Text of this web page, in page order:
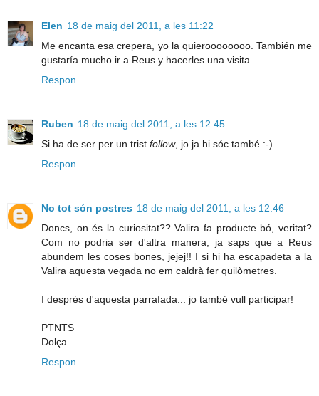
Elen 18 de maig del 2011, a les 11:22
Me encanta esa crepera, yo la quieroooooooo. También me
gustaría mucho ir a Reus y hacerles una visita.
Respon
Ruben 18 de maig del 2011, a les 12:45
Si ha de ser per un trist follow, jo ja hi sóc també :-)
Respon
No tot són postres 18 de maig del 2011, a les 12:46
Doncs, on és la curiositat?? Valira fa producte bó, veritat?
Com no podria ser d'altra manera, ja saps que a Reus
abundem les coses bones, jejej!! I si hi ha escapadeta a la
Valira aquesta vegada no em caldrà fer quilòmetres.
I després d'aquesta parrafada... jo també vull participar!
PTNTS
Dolça
Respon